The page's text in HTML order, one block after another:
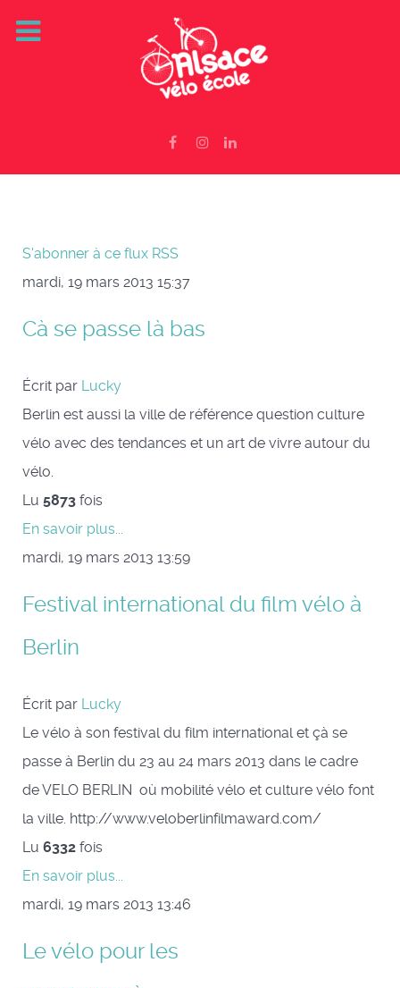
S'abonner à ce flux RSS
mardi, 19 mars 2013 15:37
Cà se passe là bas
Écrit par Lucky
Berlin est aussi la ville de référence question culture
vélo avec des tendances et un art de vivre autour du
vélo.
Lu 5873 fois
En savoir plus...
mardi, 19 mars 2013 13:59
Festival international du film vélo à
Berlin
Écrit par Lucky
Le vélo à son festival du film international et çà se
passe à Berlin du 23 au 24 mars 2013 dans le cadre
de VELO BERLIN où mobilité vélo et culture vélo font
la ville. http://www.veloberlinfilmaward.com/
Lu 6332 fois
En savoir plus...
mardi, 19 mars 2013 13:46
Le vélo pour les